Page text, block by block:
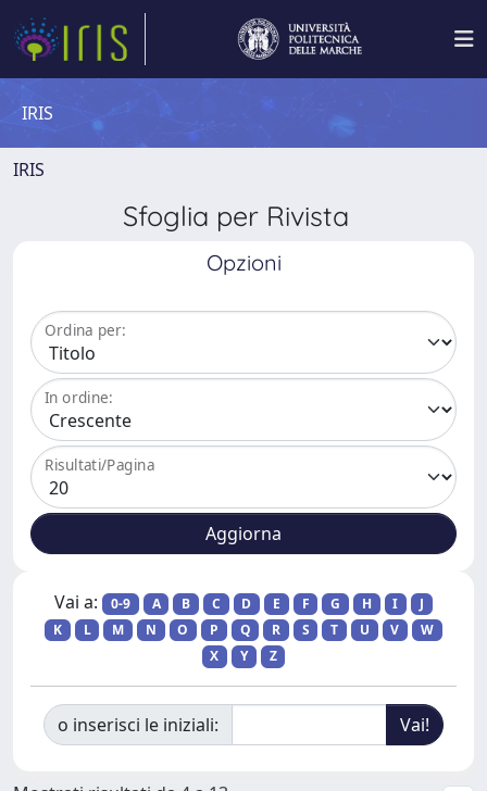
IRIS
IRIS
Sfoglia per Rivista
Opzioni
Ordina per:
In ordine:
Risultati/Pagina
Vai a: 0-9 A B C D E F G H I
J
K
L M N O P Q R S T U V
W
X
Y Z
o inserisci le iniziali: